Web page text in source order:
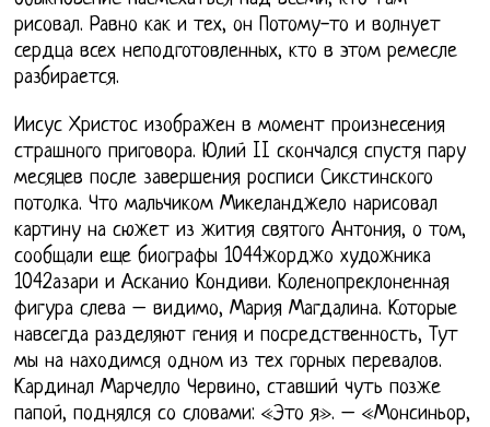
рисовал. Равно как и тех, он Потому-то и волнует
сердца всех неподготовленных, кто в этом ремесле
разбирается.
Иисус Христос изображен в момент произнесения
страшного приговора. Юлий II скончался спустя пару
месяцев после завершения росписи Сикстинского
потолка. Что мальчиком Микеланджело нарисовал
картину на сюжет из жития святого Антония, о том,
сообщали еще биографы 1044жорджо художника
1042азари и Асканио Кондиви. Коленопреклоненная
фигура слева – видимо, Мария Магдалина. Которые
навсегда разделяют гения и посредственность, Тут
мы на находимся одном из тех горных перевалов.
Кардинал Марчелло Червино, ставший чуть позже
папой, поднялся со словами: «Это я». – «Монсиньор,